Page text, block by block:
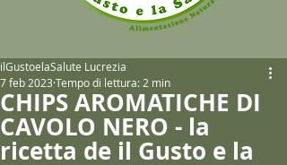
CHIPS AROMATICHE DI
CAVOLO NERO - la
ricetta de il Gusto e la
ilGustoelaSalute Lucrezia
7 feb 2023 Tempo di lettura: 2 min